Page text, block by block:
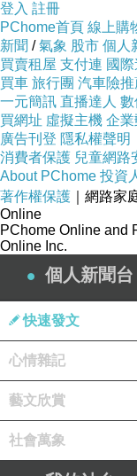
登入 註冊
PChome首頁 線上購
新聞 /氣象 股市 個人
買賣租屋 支付連 國際
買車 旅行團 汽車險推
一元簡訊 直播達人 數
買網址 虛擬主機 企
廣告刊登 隱私權聲明
消費者保護 兒童網路
About PChome 投資
著作權保護 ｜網路家
Online
PChome Online and
Online Inc.
個人新聞台
快速發文
心情雜記
藝文欣賞
社會萬象